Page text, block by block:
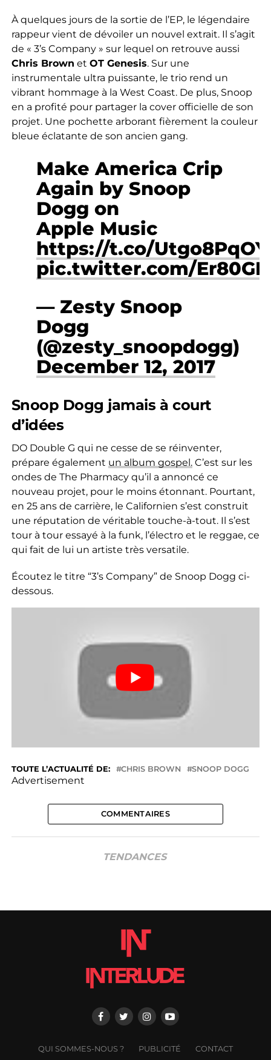
À quelques jours de la sortie de l’EP, le légendaire
rappeur vient de dévoiler un nouvel extrait. Il s’agit
de « 3’s Company » sur lequel on retrouve aussi
Chris Brown et OT Genesis. Sur une
instrumentale ultra puissante, le trio rend un
vibrant hommage à la West Coast. De plus, Snoop
en a profité pour partager la cover officielle de son
projet. Une pochette arborant fièrement la couleur
bleue éclatante de son ancien gang.
Make America Crip
Again by Snoop
Dogg on
Apple Music
https://t.co/
pic.twitter.com/
— Zesty Snoop
Dogg
(@zesty_snoopdogg)
December 12, 2017
Snoop Dogg jamais à court
d’idées
DO Double G qui ne cesse de se réinventer,
prépare également un album gospel.C’est sur les
ondes de The Pharmacy qu’il a annoncé ce
nouveau projet, pour le moins étonnant. Pourtant,
en 25 ans de carrière, le Californien s’est construit
une réputation de véritable touche-à-tout. Il s’est
tour à tour essayé à la funk, l’électro et le reggae, ce
qui fait de lui un artiste très versatile.
Écoutez le titre “3’s Company” de Snoop Dogg ci-
dessous.
TOUTE L’ACTUALITÉ DE: CHRIS BROWN SNOOP DOGG
Advertisement
COMMENTAIRES
TENDANCES
QUI SOMMES-NOUS ? PUBLICITÉ
CONTACT